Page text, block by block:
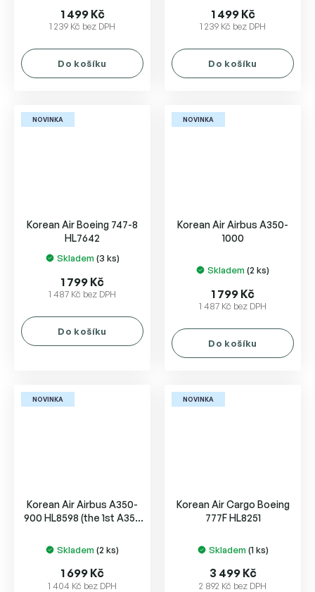
1 239 Kč bez DPH
1 499 Kč
Do košíku
1 239 Kč bez DPH
1 499 Kč
Do košíku
NOVINKA
Korean Air Boeing 747-8
HL7642
Průměrné
hodnocení
produktu
5,0
z
Skladem (3 ks)
1 487 Kč bez DPH
1 799 Kč
Do košíku
NOVINKA
Korean Air Airbus A350-
1000
Skladem (2 ks)
1 487 Kč bez DPH
1 799 Kč
Do košíku
NOVINKA
Korean Air Airbus A350-
900 HL8598 (the 1st A350
Skladem (2 ks)
1 404 Kč bez DPH
1 699 Kč
NOVINKA
Korean Air Cargo Boeing
777F HL8251
Skladem (1 ks)
2 892 Kč bez DPH
3 499 Kč